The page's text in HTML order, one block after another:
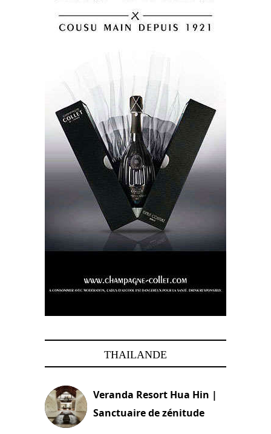
THAILANDE
Veranda Resort Hua Hin |
Sanctuaire de zénitude